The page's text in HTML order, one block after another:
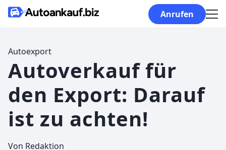
Skip to content
Anrufen
Autoexport
Autoverkauf für
den Export: Darauf
ist zu achten!
Von Redaktion